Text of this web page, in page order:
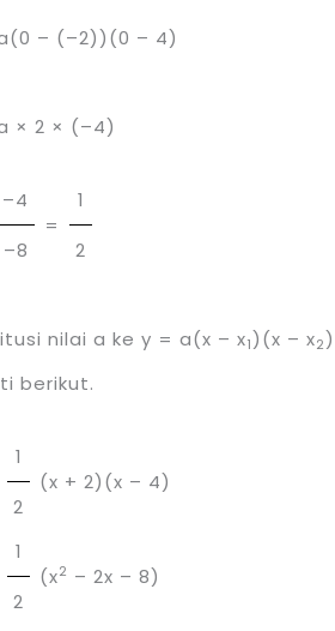
– (–2))(0 – 4)
× 2 × (–4)
–4
–8
=
1
2
nilai a ke y = a(x – x1)(x – x2
berikut.
1
2
(x + 2)(x – 4)
1
2
(x2 – 2x – 8)